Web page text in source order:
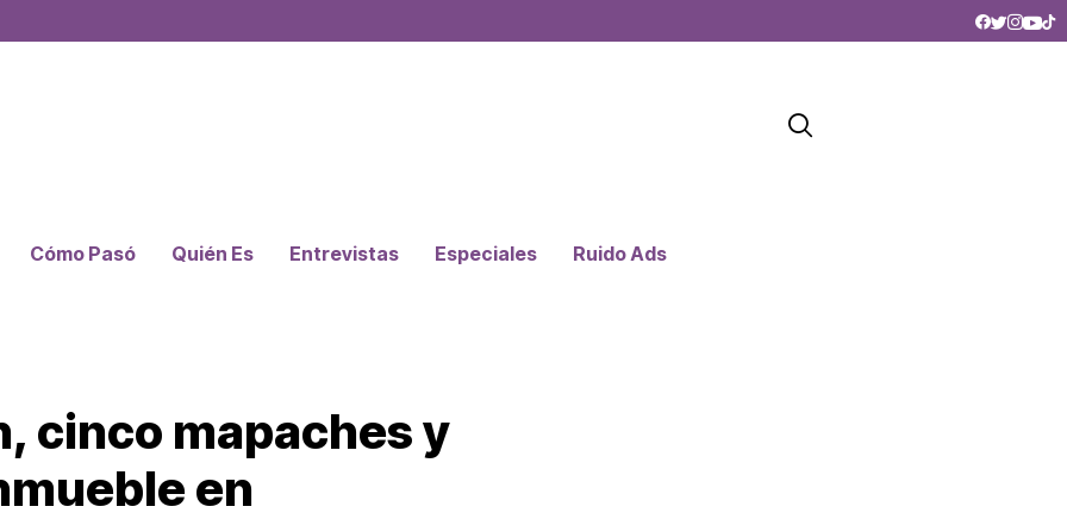
Cómo Pasó Quién Es Entrevistas Especiales Ruido Ads
cinco mapaches y
en